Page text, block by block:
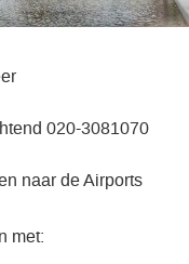
020-3081070
naar de Airports
met: